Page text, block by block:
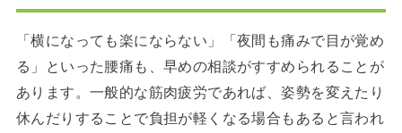
「横になっても楽にならない」「夜間も痛みで目が覚め
る」といった腰痛も、早めの相談がすすめられることが
あります。一般的な筋肉疲労であれば、姿勢を変えたり
休んだりすることで負担が軽くなる場合もあると言われ